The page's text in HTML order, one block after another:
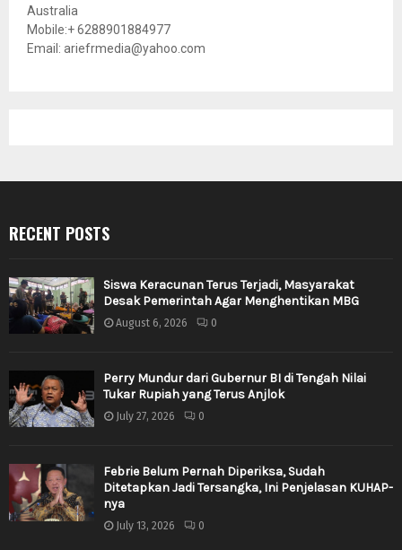
Australia
Mobile:+ 6288901884977
Email: ariefrmedia@yahoo.com
RECENT POSTS
Siswa Keracunan Terus Terjadi, Masyarakat
Desak Pemerintah Agar Menghentikan MBG
August 6, 2026 0
Perry Mundur dari Gubernur BI di Tengah Nilai
Tukar Rupiah yang Terus Anjlok
July 27, 2026 0
Febrie Belum Pernah Diperiksa, Sudah
Ditetapkan Jadi Tersangka, Ini Penjelasan KUHAP-
nya
July 13, 2026 0